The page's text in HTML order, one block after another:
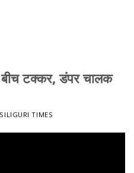
टक्कर, डंपर चालक
SILIGURI TIMES